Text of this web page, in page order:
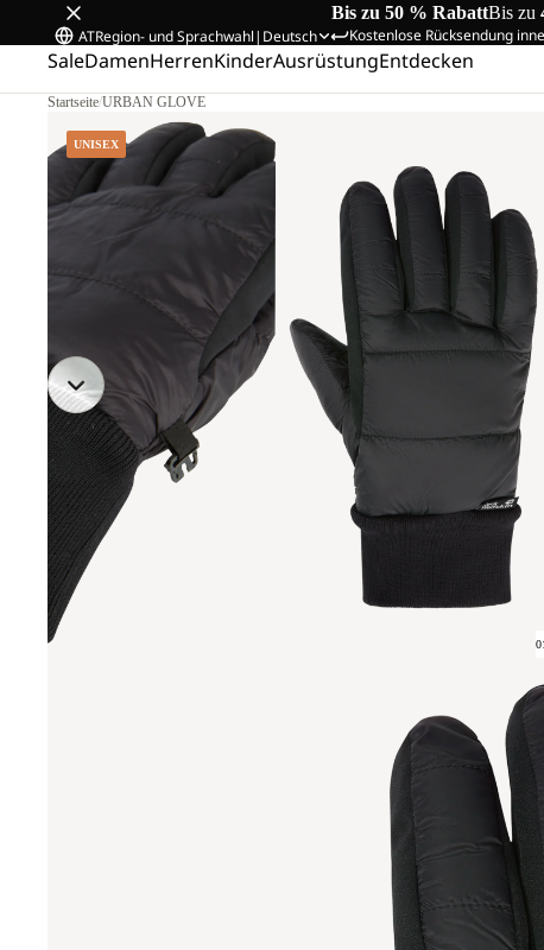
Bis zu 50 % RabattBis zu
Kostenlose Rücksendung
ATRegion- und Sprachwahl| Deutsch
SaleDamenHerrenKinderAusrüstungEntdecken
Startseite/URBAN GLOVE
UNISEX
01